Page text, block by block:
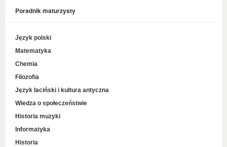
Poradnik maturzysty
Język polski
Matematyka
Chemia
Filozofia
Język łaciński i kultura antyczna
Wiedza o społeczeństwie
Historia muzyki
Informatyka
Historia